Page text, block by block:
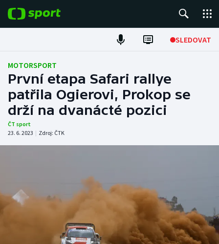
SLEDOVAT
Fotbal
Hokej
Tenis
Atletika
Americký fotbal
Baseball a softbal
NEPŘEHLÉDNĚTE
MOTORSPORT
První etapa Safari rallye
patřila Ogierovi, Prokop se
drží na dvanácté pozici
ČT sport
23. 6. 2023 | Zdroj: ČTK